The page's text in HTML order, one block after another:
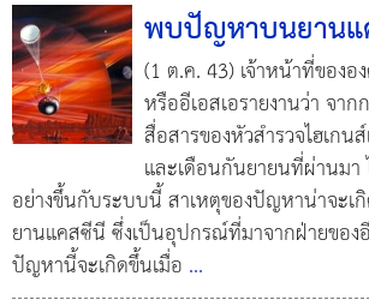
พบปัญหาบนยาน
(1 ต.ค. 43) เจ้าหน้าที่ของอ
หรืออีเอสเอรายงานว่า จา
สื่อสารของหัวสำรวจไฮเก
และเดือนกันยายนที่ผ่านม
อย่างขึ้นกับระบบนี้ สาเหตุของปัญหาน่าจะเ
ยานแคสซีนี ซึ่งเป็นอุปกรณ์ที่มาจากฝ่ายของ
ปัญหานี้จะเกิดขึ้นเมื่อ ...